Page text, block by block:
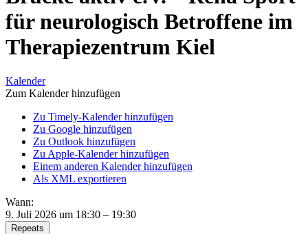
für neurologisch Betroffene im
Therapiezentrum Kiel
Kalender
Zum Kalender hinzufügen
Zu Timely-Kalender hinzufügen
Zu Google hinzufügen
Zu Outlook hinzufügen
Zu Apple-Kalender hinzufügen
Einem anderen Kalender hinzufügen
Als XML exportieren
Wann:
9. Juli 2026 um 18:30 – 19:30
Repeats